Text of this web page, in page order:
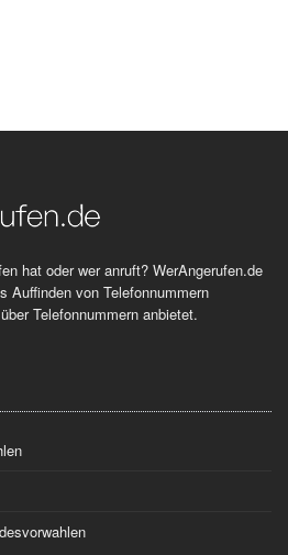
hat oder wer anruft? WerAngerufen.de
Auffinden von Telefonnummern
Telefonnummern anbietet.